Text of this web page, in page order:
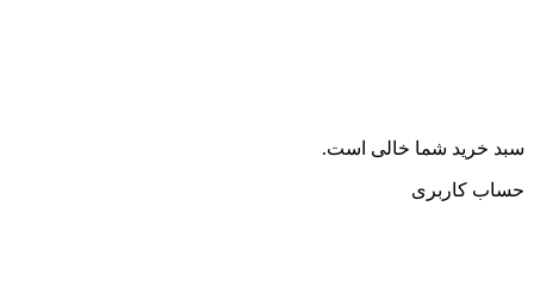
سبد خرید شما خالی است.
حساب کاربری